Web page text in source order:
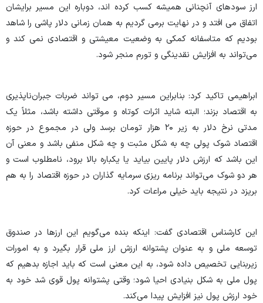
ارز سودهای آنچنانی همیشه کسب کرده اند، دوباره این مسیر برایشان
اتفاق می افتد و در نهایت برمی گردیم به همان زمانی دلار پاشی را شاهد
بودیم که متاسفانه کمکی به وضعیت معیشتی و اقتصادی نمی کند و
می‌تواند به افزایش نقدینگی و تورم منجر شود.
ابراهیمی تاکید کرد: بنابراین مسیر دوم، می تواند ضربات جبران‌ناپذیری
به اقتصاد بزند؛ البته شاید اثرات کوتاه و موقتی داشته باشد، مثلاً یک
مدتی نرخ دلار به زیر ۲۰ هزار تومان برسد ولی در مجموع در حوزه
اقتصاد شوک پولی چه به شکل مثبت و چه شکل منفی باشد و معنی آن
این باشد که ارزش دلار پایین بیاید یا یکباره بالا برود، نامطلوب است و
هر دو شوک می‌تواند برنامه ریزی سرمایه گذاران در حوزه اقتصاد را به هم
بریزد در نتیجه باید خیلی مراعات کرد.
این کارشناس اقتصادی گفت: اینکه بنده می‌گویم این ارزها در صندوق
توسعه ملی و به عنوان پشتوانه ارزش ارز ملی قرار بگیرد و به امورات
زیربنایی تخصیص داده شود، به این معنی است که باید اجازه بدهیم که
پول ملی به شکل بنیادی احیا شود؛ وقتی پشتوانه پول قوی شد خود به
خود ارزش پول نیز افزایش پیدا می‌کند.